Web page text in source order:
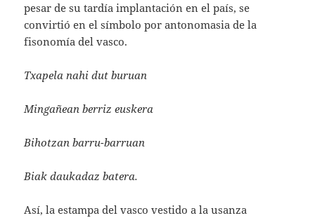
pesar de su tardía implantación en el país, se
convirtió en el símbolo por antonomasia de la
fisonomía del vasco.
Txapela nahi dut buruan
Mingañean berriz euskera
Bihotzan barru-barruan
Biak daukadaz batera.
Así, la estampa del vasco vestido a la usanza